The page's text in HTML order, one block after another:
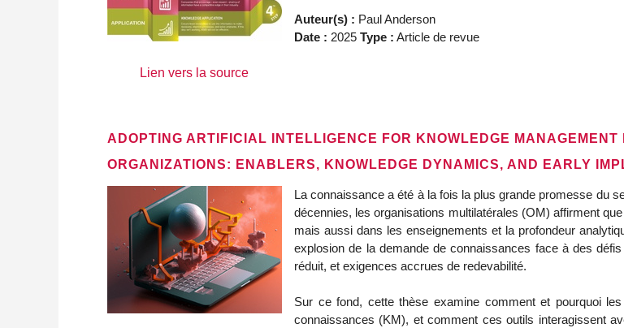
Auteur(s) : Paul Anderson
Date : 2025 Type : Article de revue
Lien vers la source
ADOPTING ARTIFICIAL INTELLIGENCE FOR KNOWLEDGE
ORGANIZATIONS: ENABLERS, KNOWLEDGE DYNAMICS, AND EARLY
La connaissance a été à la fois la plus grande promesse du
décennies, les organisations multilatérales (OM) affirment
mais aussi dans les enseignements et la profondeur
explosion de la demande de connaissances face à des
réduit, et exigences accrues de redevabilité.
Sur ce fond, cette thèse examine comment et pourquoi
connaissances (KM), et comment ces outils interagissent